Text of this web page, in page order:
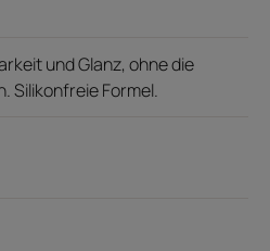
und Glanz, ohne die
Silikonfreie Formel.